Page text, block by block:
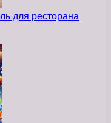
для ресторана